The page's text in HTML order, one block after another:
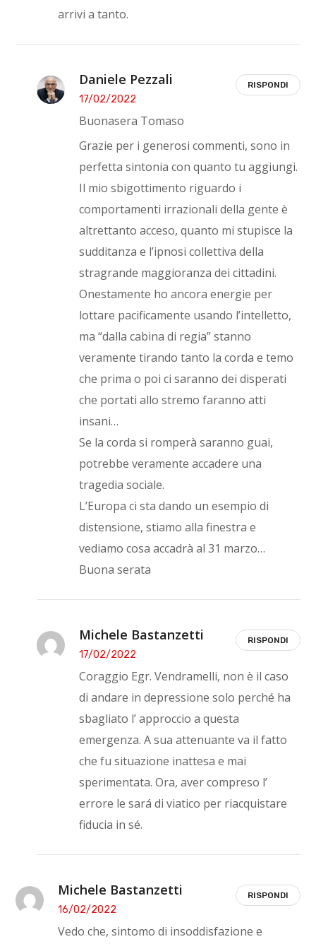
arrivi a tanto.
Daniele Pezzali
17/02/2022
Buonasera Tomaso
Grazie per i generosi commenti, sono in
perfetta sintonia con quanto tu aggiungi.
Il mio sbigottimento riguardo i
comportamenti irrazionali della gente è
altrettanto acceso, quanto mi stupisce la
sudditanza e l’ipnosi collettiva della
stragrande maggioranza dei cittadini.
Onestamente ho ancora energie per
lottare pacificamente usando l’intelletto,
ma “dalla cabina di regia” stanno
veramente tirando tanto la corda e temo
che prima o poi ci saranno dei disperati
che portati allo stremo faranno atti
insani…
Se la corda si romperà saranno guai,
potrebbe veramente accadere una
tragedia sociale.
L’Europa ci sta dando un esempio di
distensione, stiamo alla finestra e
vediamo cosa accadrà al 31 marzo…
Buona serata
RISPONDI
Michele Bastanzetti
17/02/2022
Coraggio Egr. Vendramelli, non è il caso
di andare in depressione solo perché ha
sbagliato l’ approccio a questa
emergenza. A sua attenuante va il fatto
che fu situazione inattesa e mai
sperimentata. Ora, aver compreso l’
errore le sará di viatico per riacquistare
fiducia in sé.
RISPONDI
Michele Bastanzetti
16/02/2022
Vedo che, sintomo di insoddisfazione e
RISPONDI